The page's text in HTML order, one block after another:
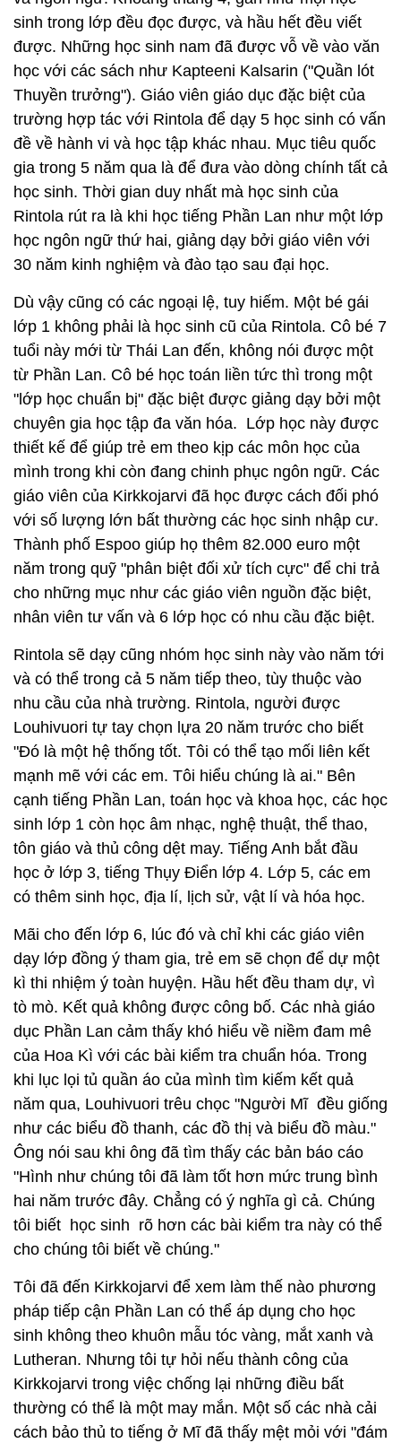
sinh trong lớp đều đọc được, và hầu hết đều viết
được. Những học sinh nam đã được vỗ về vào văn
học với các sách như Kapteeni Kalsarin ("Quần lót
Thuyền trưởng"). Giáo viên giáo dục đặc biệt của
trường hợp tác với Rintola để dạy 5 học sinh có vấn
đề về hành vi và học tập khác nhau. Mục tiêu quốc
gia trong 5 năm qua là để đưa vào dòng chính tất cả
học sinh. Thời gian duy nhất mà học sinh của
Rintola rút ra là khi học tiếng Phần Lan như một lớp
học ngôn ngữ thứ hai, giảng dạy bởi giáo viên với
30 năm kinh nghiệm và đào tạo sau đại học.
Dù vậy cũng có các ngoại lệ, tuy hiếm. Một bé gái
lớp 1 không phải là học sinh cũ của Rintola. Cô bé 7
tuổi này mới từ Thái Lan đến, không nói được một
từ Phần Lan. Cô bé học toán liền tức thì trong một
"lớp học chuẩn bị" đặc biệt được giảng dạy bởi một
chuyên gia học tập đa văn hóa. Lớp học này được
thiết kế để giúp trẻ em theo kịp các môn học của
mình trong khi còn đang chinh phục ngôn ngữ. Các
giáo viên của Kirkkojarvi đã học được cách đối phó
với số lượng lớn bất thường các học sinh nhập cư.
Thành phố Espoo giúp họ thêm 82.000 euro một
năm trong quỹ "phân biệt đối xử tích cực" để chi trả
cho những mục như các giáo viên nguồn đặc biệt,
nhân viên tư vấn và 6 lớp học có nhu cầu đặc biệt.
Rintola sẽ dạy cũng nhóm học sinh này vào năm tới
và có thể trong cả 5 năm tiếp theo, tùy thuộc vào
nhu cầu của nhà trường. Rintola, người được
Louhivuori tự tay chọn lựa 20 năm trước cho biết
"Đó là một hệ thống tốt. Tôi có thể tạo mối liên kết
mạnh mẽ với các em. Tôi hiểu chúng là ai." Bên
cạnh tiếng Phần Lan, toán học và khoa học, các học
sinh lớp 1 còn học âm nhạc, nghệ thuật, thể thao,
tôn giáo và thủ công dệt may. Tiếng Anh bắt đầu
học ở lớp 3, tiếng Thụy Điển lớp 4. Lớp 5, các em
có thêm sinh học, địa lí, lịch sử, vật lí và hóa học.
Mãi cho đến lớp 6, lúc đó và chỉ khi các giáo viên
dạy lớp đồng ý tham gia, trẻ em sẽ chọn để dự một
kì thi nhiệm ý toàn huyện. Hầu hết đều tham dự, vì
tò mò. Kết quả không được công bố. Các nhà giáo
dục Phần Lan cảm thấy khó hiểu về niềm đam mê
của Hoa Kì với các bài kiểm tra chuẩn hóa. Trong
khi lục lọi tủ quần áo của mình tìm kiếm kết quả
năm qua, Louhivuori trêu chọc "Người Mĩ đều giống
như các biểu đồ thanh, các đồ thị và biểu đồ màu."
Ông nói sau khi ông đã tìm thấy các bản báo cáo
"Hình như chúng tôi đã làm tốt hơn mức trung bình
hai năm trước đây. Chẳng có ý nghĩa gì cả. Chúng
tôi biết học sinh rõ hơn các bài kiểm tra này có thể
cho chúng tôi biết về chúng."
Tôi đã đến Kirkkojarvi để xem làm thế nào phương
pháp tiếp cận Phần Lan có thể áp dụng cho học
sinh không theo khuôn mẫu tóc vàng, mắt xanh và
Lutheran. Nhưng tôi tự hỏi nếu thành công của
Kirkkojarvi trong việc chống lại những điều bất
thường có thể là một may mắn. Một số các nhà cải
cách bảo thủ to tiếng ở Mĩ đã thấy mệt mỏi với "đám